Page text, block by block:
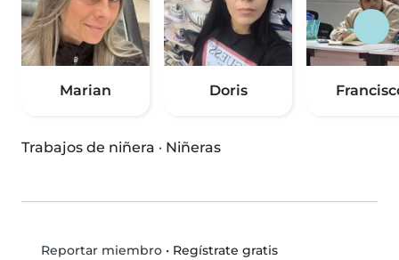
Marian Doris
Trabajos de niñera · Niñeras
Reportar miembro• Regístrate gratis